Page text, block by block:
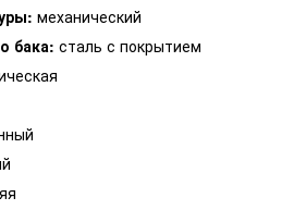
механический
бака: сталь с покрытием